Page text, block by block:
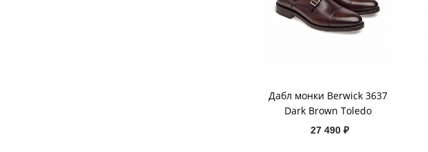
Дабл монки Berwick 3637
Dark Brown Toledo
27 490 ₽